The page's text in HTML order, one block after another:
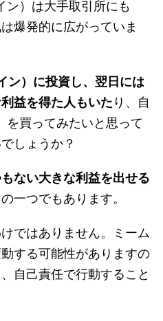
ン）は大手取引所にも
爆発的に広がっていま
ン）に投資し、翌日には
益を得た人もいた り、自
を買ってみたいと思って
しょうか？
ない大きな利益を出せる
一つでもあります。
ではありません。ミーム
する可能性がありますの
自己責任で行動すること